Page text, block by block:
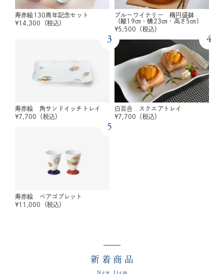
寿赤絵130周年記念セット
¥14,300 （税込）
ブルーワイナリー 楕円盛鉢
（縦19㎝・横23㎝・高さ5㎝）
¥5,500 （税込）
3
寿赤絵 角サンドイッチトレイ
¥7,700 （税込）
4
白百合 スクエアトレイ
¥7,700 （税込）
5
寿赤絵 ペアゴブレット
¥11,000 （税込）
新着商品
New Item